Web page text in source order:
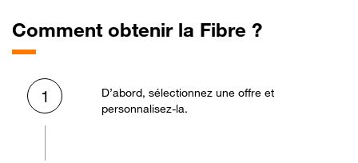
Comment obtenir la Fibre ?
1
D’abord, sélectionnez une offre et
personnalisez-la.